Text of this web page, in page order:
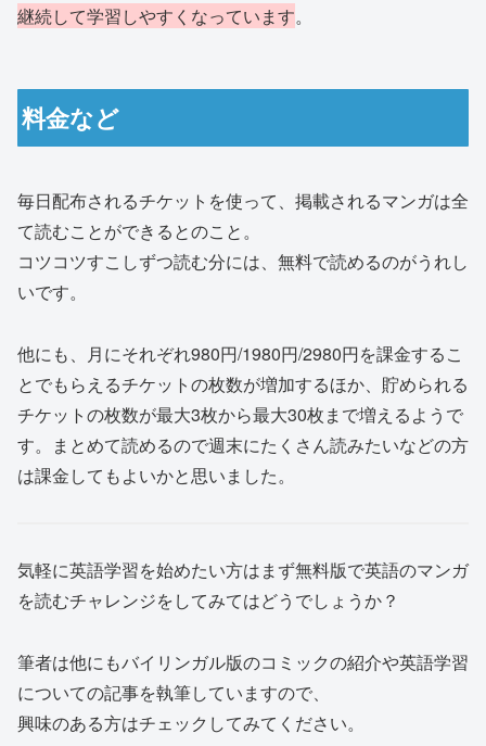
継続して学習しやすくなっています。
料金など
毎日配布されるチケットを使って、掲載されるマンガは全
て読むことができるとのこと。
コツコツすこしずつ読む分には、無料で読めるのがうれし
いです。
他にも、月にそれぞれ980円/1980円/2980円を課金するこ
とでもらえるチケットの枚数が増加するほか、貯められる
チケットの枚数が最大3枚から最大30枚まで増えるようで
す。まとめて読めるので週末にたくさん読みたいなどの方
は課金してもよいかと思いました。
気軽に英語学習を始めたい方はまず無料版で英語のマンガ
を読むチャレンジをしてみてはどうでしょうか？
筆者は他にもバイリンガル版のコミックの紹介や英語学習
についての記事を執筆していますので、
興味のある方はチェックしてみてください。